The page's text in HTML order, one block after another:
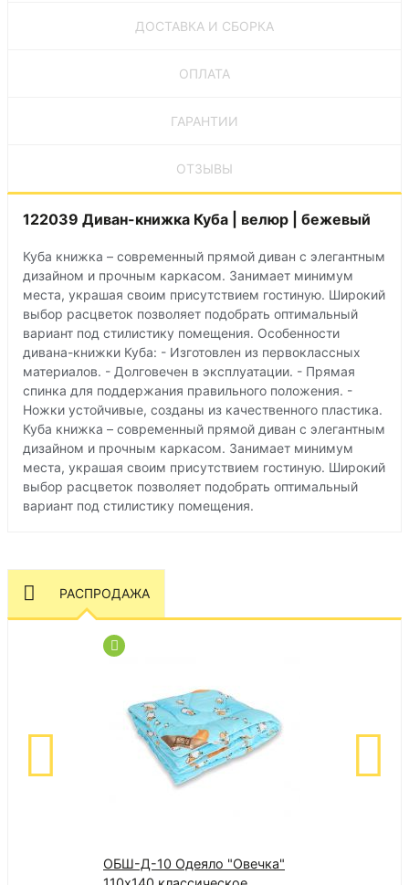
ДОСТАВКА И СБОРКА
ОПЛАТА
ГАРАНТИИ
ОТЗЫВЫ
122039 Диван-книжка Куба | велюр | бежевый
Куба книжка – современный прямой диван с элегантным
дизайном и прочным каркасом. Занимает минимум
места, украшая своим присутствием гостиную. Широкий
выбор расцветок позволяет подобрать оптимальный
вариант под стилистику помещения. Особенности
дивана-книжки Куба: - Изготовлен из первоклассных
материалов. - Долговечен в эксплуатации. - Прямая
спинка для поддержания правильного положения. -
Ножки устойчивые, созданы из качественного пластика.
Куба книжка – современный прямой диван с элегантным
дизайном и прочным каркасом. Занимает минимум
места, украшая своим присутствием гостиную. Широкий
выбор расцветок позволяет подобрать оптимальный
вариант под стилистику помещения.
РАСПРОДАЖА
ОБШ-Д-10 Одеяло "Овечка"